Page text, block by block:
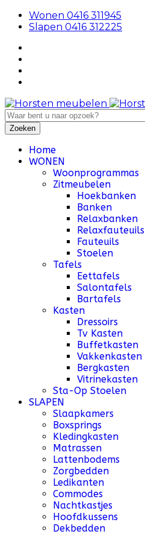
Wonen 0416 311945
Slapen 0416 312225
Home
WONEN
Woonprogrammas
Zitmeubelen
Hoekbanken
Banken
Relaxbanken
Relaxfauteuils
Fauteuils
Stoelen
Tafels
Eettafels
Salontafels
Bartafels
Kasten
Dressoirs
Tv Kasten
Buffetkasten
Vakkenkasten
Bergkasten
Vitrinekasten
Sta-Op Stoelen
SLAPEN
Slaapkamers
Boxsprings
Kledingkasten
Matrassen
Lattenbodems
Zorgbedden
Ledikanten
Commodes
Nachtkastjes
Hoofdkussens
Dekbedden